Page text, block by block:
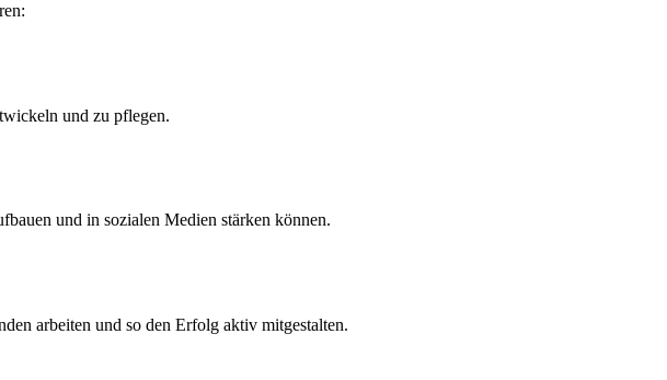
und zu pflegen.
und in sozialen Medien stärken können.
arbeiten und so den Erfolg aktiv mitgestalten.